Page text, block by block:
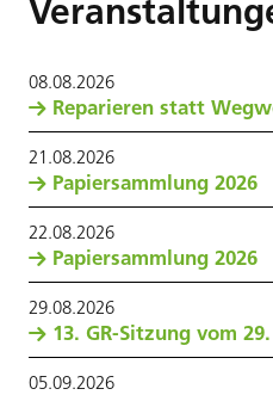
08.08.2026
Reparieren statt
21.08.2026
Papiersammlung 2026
22.08.2026
Papiersammlung 2026
29.08.2026
13. GR-Sitzung vom
05.09.2026